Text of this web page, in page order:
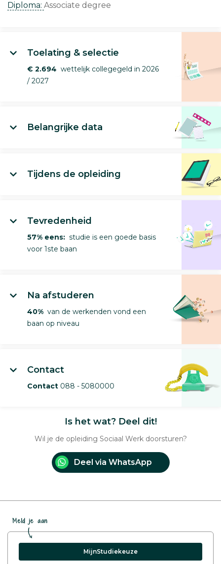
Diploma: Associate degree
Toelating & selectie
€ 2.694 wettelijk collegegeld in 2026
/ 2027
Belangrijke data
Tijdens de opleiding
Tevredenheid
57% eens: studie is een goede basis
voor 1ste baan
Na afstuderen
40% van de werkenden vond een
baan op niveau
Contact
Contact 088 - 5080000
Is het wat? Deel dit!
Wil je de opleiding Sociaal Werk doorsturen?
Deel via WhatsApp
Meld je aan
MijnStudiekeuze